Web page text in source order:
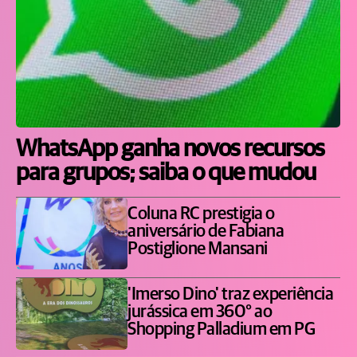
WhatsApp ganha novos recursos
para grupos; saiba o que mudou
Coluna RC prestigia o
aniversário de Fabiana
Postiglione Mansani
'Imerso Dino' traz experiência
jurássica em 360° ao
Shopping Palladium em PG